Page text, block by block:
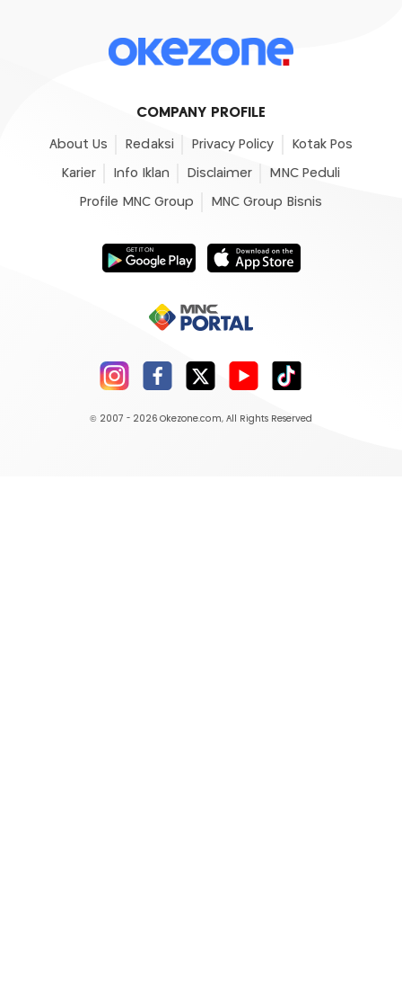
COMPANY PROFILE
About Us Redaksi Privacy Policy Kotak Pos
Karier Info Iklan Disclaimer MNC Peduli
Profile MNC Group MNC Group Bisnis
© 2007 - 2026 Okezone.com, All Rights Reserved